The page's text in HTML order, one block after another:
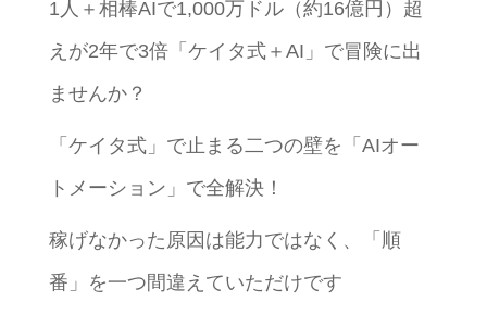
1人＋相棒AIで1,000万ドル（約16億円）超
えが2年で3倍「ケイタ式＋AI」で冒険に出
ませんか？
「ケイタ式」で止まる二つの壁を「AIオー
トメーション」で全解決！
稼げなかった原因は能力ではなく、「順
番」を一つ間違えていただけです